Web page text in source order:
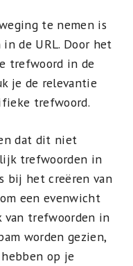
te nemen is
de URL. Door het
trefwoord in de
je de relevantie
trefwoord.
dat dit niet
trefwoorden in
bij het creëren van
een evenwicht
van trefwoorden in
worden gezien,
op je